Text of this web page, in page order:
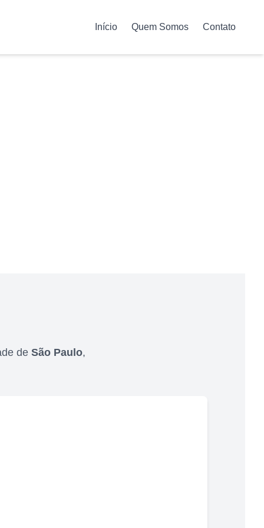
Início Quem Somos Contato
de São Paulo,